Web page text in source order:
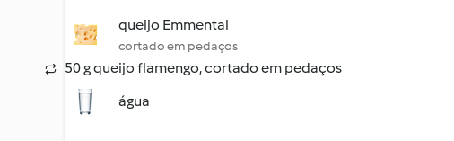
queijo Emmental
cortado em pedaços
50 g queijo flamengo, cortado em pedaços
água